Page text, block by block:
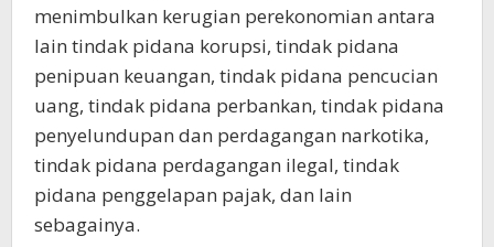
menimbulkan kerugian perekonomian antara
lain tindak pidana korupsi, tindak pidana
penipuan keuangan, tindak pidana pencucian
uang, tindak pidana perbankan, tindak pidana
penyelundupan dan perdagangan narkotika,
tindak pidana perdagangan ilegal, tindak
pidana penggelapan pajak, dan lain
sebagainya.